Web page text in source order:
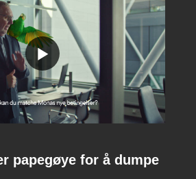
papegøye for å dumpe